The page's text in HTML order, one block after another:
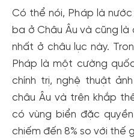
Có thể nói, Pháp là
ba ở Châu Âu và cũng
nhất ở châu lục này.
Pháp là một cường
chính trị, nghệ thuật
châu Âu và trên khắp
có vùng biển đặc
chiếm đến 8% so với thế